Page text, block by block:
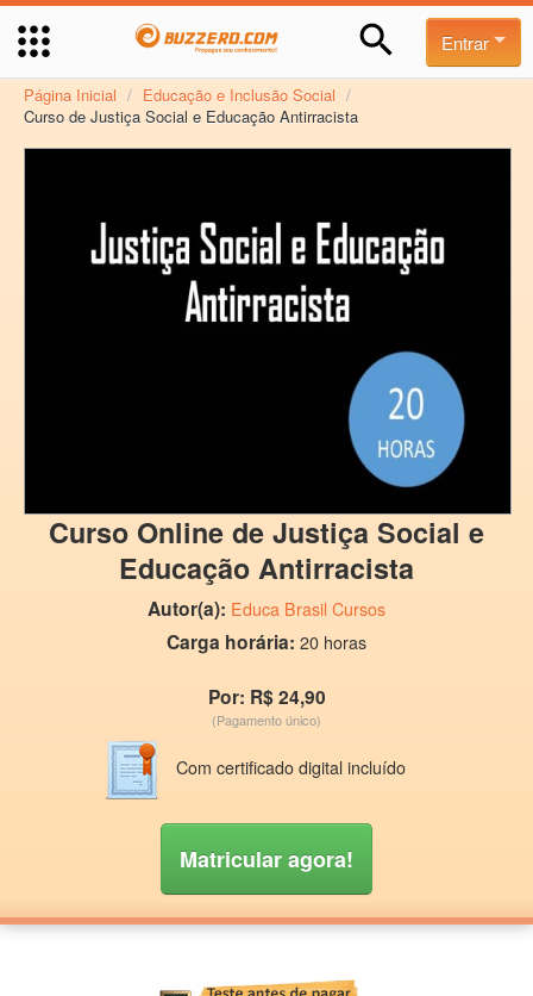
Entrar
Página Inicial / Educação e Inclusão Social /
Curso de Justiça Social e Educação Antirracista
Curso Online de Justiça Social e
Educação Antirracista
Autor(a): Educa Brasil Cursos
Carga horária: 20 horas
Por: R$ 24,90
(Pagamento único)
Com certificado digital incluído
Matricular agora!